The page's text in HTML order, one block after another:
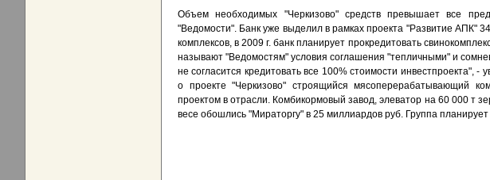
Объем необходимых "Черкизово" средств превышает все
"Ведомости". Банк уже выделил в рамках проекта "Развитие АПК"
комплексов, в 2009 г. банк планирует прокредитовать
называют "Ведомостям" условия соглашения "тепличными" и
не согласится кредитовать все 100% стоимости инвестпроекта",
о проекте "Черкизово" строящийся мясоперерабатывающий
проектом в отрасли. Комбикормовый завод, элеватор на 60 000 т
весе обошлись "Мираторгу" в 25 миллиардов руб. Группа